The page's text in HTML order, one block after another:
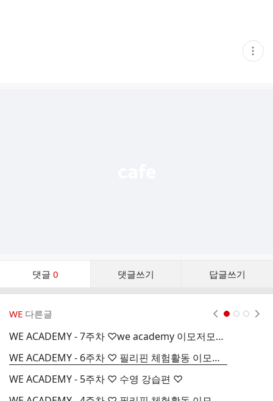
현
재
댓글 0 댓글쓰기 답글쓰기
댓
WE 다른글
WE ACADEMY - 7주차 ♡we academy 이모저모1♡
WE ACADEMY - 6주차 ♡ 필리핀 체험활동 이모저모2 ♡
WE ACADEMY - 5주차 ♡ 수영 강습편 ♡